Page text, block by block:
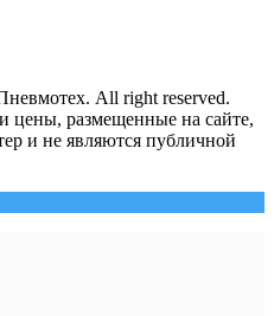
All right reserved.
размещенные на сайте,
и не являются публичной